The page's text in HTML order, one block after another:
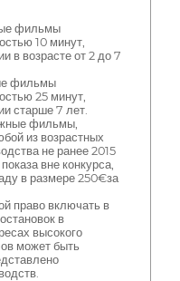
фильмы
10 минут,
в возрасте от 2 до 7
фильмы
25 минут,
старше 7 лет.
фильмы,
из возрастных
не ранее 2015
вне конкурса,
в размере 250€за
право включать в
в
высокого
может быть